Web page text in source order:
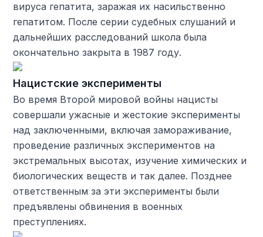
вируса гепатита, заражая их насильственно
гепатитом. После серии судебных слушаний и
дальнейших расследований школа была
окончательно закрыта в 1987 году.
Нацистские эксперименты
Во время Второй мировой войны нацисты
совершали ужасные и жестокие эксперименты
над заключенными, включая замораживание,
проведение различных экспериментов на
экстремальных высотах, изучение химических и
биологических веществ и так далее. Позднее
ответственным за эти эксперименты были
предъявлены обвинения в военных
преступлениях.